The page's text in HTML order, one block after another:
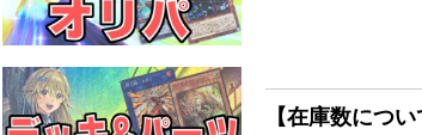
【在庫数につい